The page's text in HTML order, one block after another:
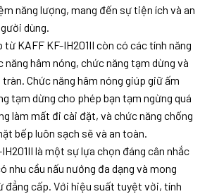
năng lượng, mang đến sự tiện ích và an
dùng.
từ KAFF KF-IH201II còn có các tính năng
năng hâm nóng, chức năng tạm dừng và
Chức năng hâm nóng giúp giữ ấm
tạm dừng cho phép bạn tạm ngừng quá
làm mất đi cài đặt, và chức năng chống
bếp luôn sạch sẽ và an toàn.
là một sự lựa chọn đáng cân nhắc
nhu cầu nấu nướng đa dạng và mong
đẳng cấp. Với hiệu suất tuyệt vời, tính